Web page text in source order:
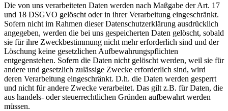
Die von uns verarbeiteten Daten werden nach Maßgabe der Art. 17
und 18 DSGVO gelöscht oder in ihrer Verarbeitung eingeschränkt.
Sofern nicht im Rahmen dieser Datenschutzerklärung ausdrücklich
angegeben, werden die bei uns gespeicherten Daten gelöscht, sobald
sie für ihre Zweckbestimmung nicht mehr erforderlich sind und der
Löschung keine gesetzlichen Aufbewahrungspflichten
entgegenstehen. Sofern die Daten nicht gelöscht werden, weil sie für
andere und gesetzlich zulässige Zwecke erforderlich sind, wird
deren Verarbeitung eingeschränkt. D.h. die Daten werden gesperrt
und nicht für andere Zwecke verarbeitet. Das gilt z.B. für Daten, die
aus handels- oder steuerrechtlichen Gründen aufbewahrt werden
müssen.